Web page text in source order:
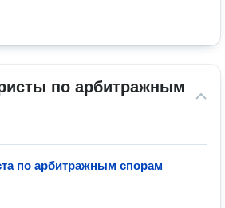
по арбитражным
—
по арбитражным спорам